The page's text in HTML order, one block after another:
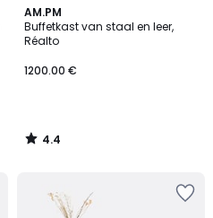
AM.PM
Buffetkast van staal en leer,
Réalto
1200.00 €
4.4
/ 5
4.4
/